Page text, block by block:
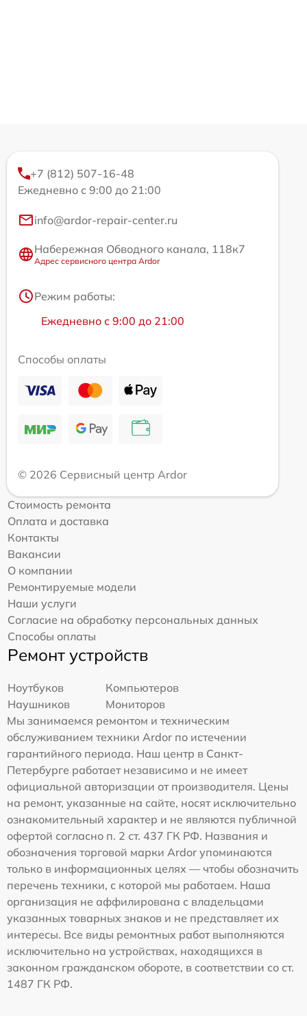
+7 (812) 507-16-48
Ежедневно с 9:00 до 21:00
info@ardor-repair-center.ru
Набережная Обводного канала, 118к7
Адрес сервисного центра Ardor
Режим работы:
Ежедневно с 9:00 до 21:00
Способы оплаты
© 2026 Сервисный центр Ardor
Стоимость ремонта
Оплата и доставка
Контакты
Вакансии
О компании
Ремонтируемые модели
Наши услуги
Согласие на обработку персональных данных
Способы оплаты
Ремонт устройств
Ноутбуков
Компьютеров
Наушников
Мониторов
Мы занимаемся ремонтом и техническим
обслуживанием техники Ardor по истечении
гарантийного периода. Наш центр в Санкт-
Петербурге работает независимо и не имеет
официальной авторизации от производителя. Цены
на ремонт, указанные на сайте, носят исключительно
ознакомительный характер и не являются публичной
офертой согласно п. 2 ст. 437 ГК РФ. Названия и
обозначения торговой марки Ardor упоминаются
только в информационных целях — чтобы обозначить
перечень техники, с которой мы работаем. Наша
организация не аффилирована с владельцами
указанных товарных знаков и не представляет их
интересы. Все виды ремонтных работ выполняются
исключительно на устройствах, находящихся в
законном гражданском обороте, в соответствии со ст.
1487 ГК РФ.